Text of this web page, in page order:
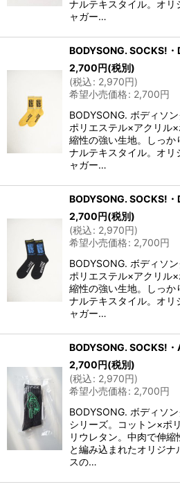
ナルテキスタイル。オリ
ャガー…
BODYSONG. SOCKS!
2,700円(税別)
(税込: 2,970円)
希望小売価格: 2,700円
BODYSONG. ボディソ
ポリエステル×アクリル
縮性の強い生地。しっか
ナルテキスタイル。オリ
ャガー…
BODYSONG. SOCKS!
2,700円(税別)
(税込: 2,970円)
希望小売価格: 2,700円
BODYSONG. ボディソ
ポリエステル×アクリル
縮性の強い生地。しっか
ナルテキスタイル。オリ
ャガー…
BODYSONG. SOCKS!
2,700円(税別)
(税込: 2,970円)
希望小売価格: 2,700円
BODYSONG. ボディソ
シリーズ。コットン×ポ
リウレタン。中肉で伸
と編み込まれたオリジ
スの…